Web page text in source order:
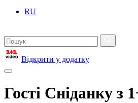
RU
Відкрити у додатку
Гості Сніданку з